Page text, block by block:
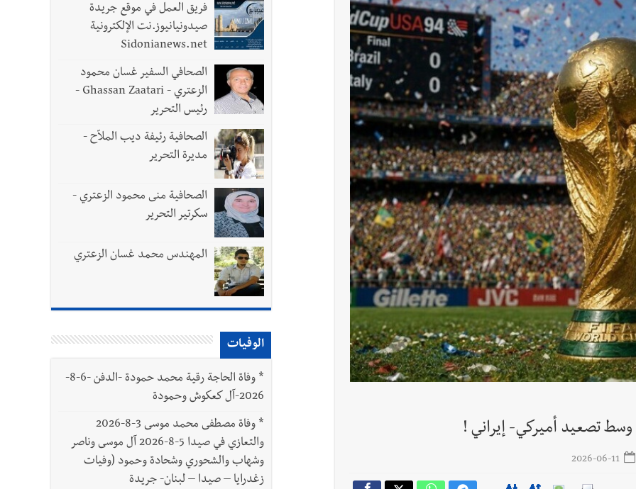
استعراض شامل لمشاريع وتأكيدٌ على حماية القيمة التراثية للمدينة القديمة
بالتفاصيل : جلسة لمجلس الوزراء في قصر بعبدا الوقائع والمقررات : تعيينات ورد 4 قوانين وزيادات الغلاء| الرئيس عون شدد على تفهم ترامب واردوغان لوضع لبنان وكشف عن
8-8-2026
قراءات ومستجدات ومواقف في لبنان والمنطقة - السبت 8-8-2026: لاءات إسرائيل الثلاث تضرب المسار التفاوضي واتفاق مكة على طاولة الإقليم؟ | استهداف الجيش اللبناني
التجربة؟
8-8-2026
7-8-2026
وسط تصعيد أميركي- إيراني !
فريق العمل في موقع جريدة
صيدونيانيوز.نت الإلكترونية
Sidonianews.net
الصحافي السفير غسان محمود
الزعتري - Ghassan Zaatari -
رئيس التحرير
الصحافية رئيفة ديب الملاّح -
مديرة التحرير
الصحافية منى محمود الزعتري -
سكرتير التحرير
المهندس محمد غسان الزعتري
الوفيات
*
وفاة الحاجة رقية محمد حمودة -الدفن -6-8-
2026-آل كعكوش وحمودة
*
وفاة مصطفى محمد موسى 3-8-2026
والتعازي في صيدا 5-8-2026 آل موسى وناصر
وشهاب والشحوري وشحادة وحمود (وفيات
زغدرايا – صيدا – لبنان- جريدة